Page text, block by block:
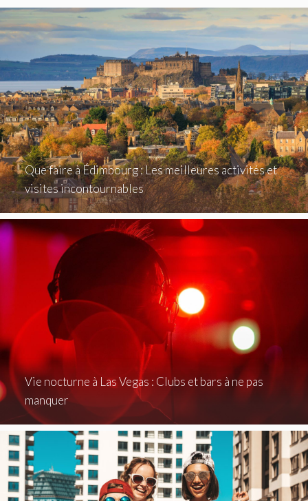
Que faire à Édimbourg : Les meilleures activités et
visites incontournables
Vie nocturne à Las Vegas : Clubs et bars à ne pas
manquer